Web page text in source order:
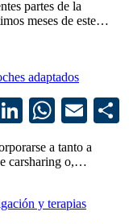
partes de la
meses de este…
adaptados
TwitterLinkedIn
a tanto a
carsharing o,…